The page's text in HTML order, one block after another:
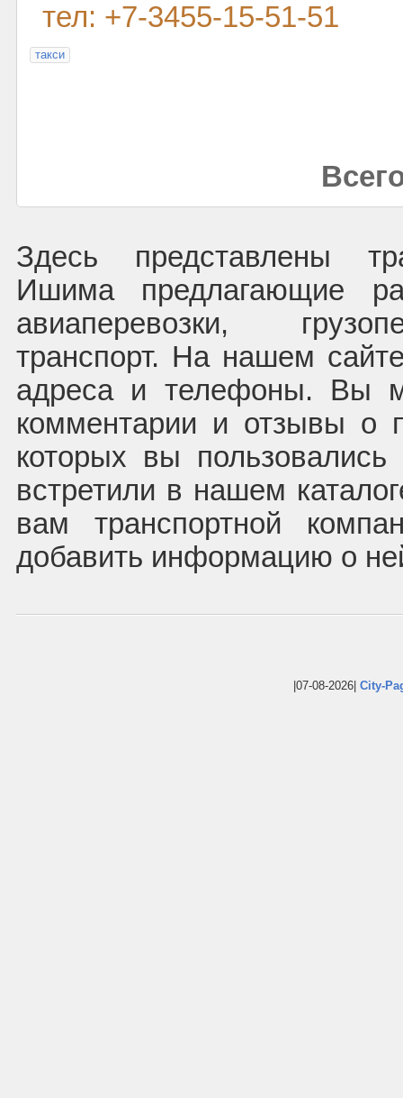
тел: +7-3455-15-51-51
такси
Здесь представлены
Ишима предлагающие
авиаперевозки,
транспорт. На нашем
адреса и телефоны. Вы
комментарии и отзывы о
которых вы
встретили в нашем
вам транспортной
добавить информацию о
|07-08-2026| City-